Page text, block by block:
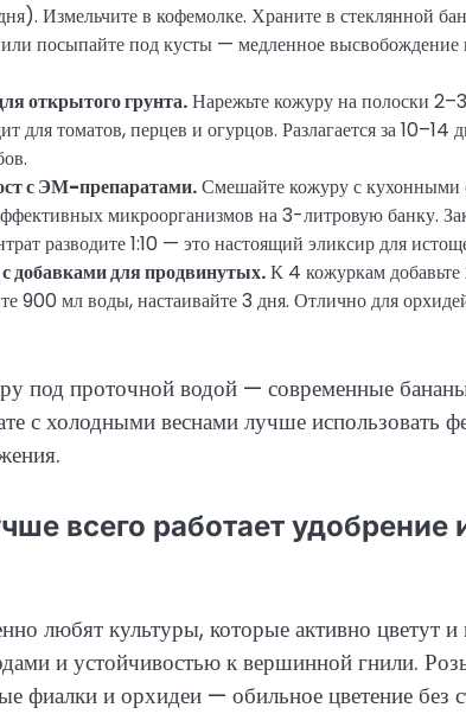
Измельчите в кофемолке. Храните в стеклянной
посыпайте под кусты — медленное высвобождение
открытого грунта.Нарежьте кожуру на полоски
для томатов, перцев и огурцов. Разлагается за 10–14
с ЭМ-препаратами.Смешайте кожуру с кухонными
микроорганизмов на 3-литровую банку.
разводите 1:10 — это настоящий эликсир для
добавками для продвинутых.К 4 кожуркам
900 мл воды, настаивайте 3 дня. Отлично для
под проточной водой — современные
с холодными веснами лучше использовать
всего работает удобрение
любят культуры, которые активно цветут
и устойчивостью к вершинной гнили.
фиалки и орхидеи — обильное цветение без